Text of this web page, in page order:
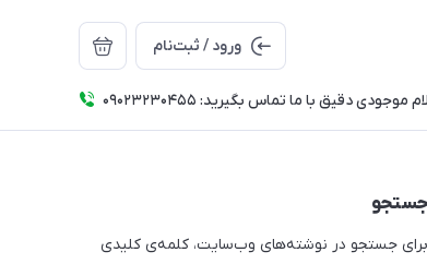
ورود / ثبت‌نام
دقیق با ما تماس بگیرید: 09023230455
جستجو
برای جستجو در نوشته‌های وب‌سایت، کلمه‌ی کلیدی